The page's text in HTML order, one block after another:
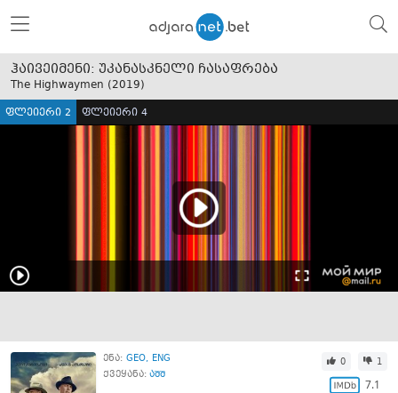
ჰაივეიმენი: უკანასკნელი ჩასაფრება
The Highwaymen (2019)
ფლეიერი 2 ფლეიერი 4
ენა: GEO ENG
ქვეყანა: აშშ
0 1
7.1